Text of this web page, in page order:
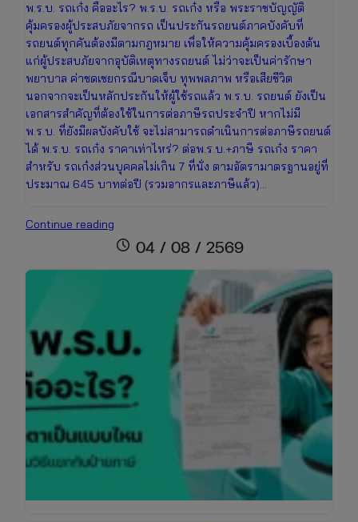
พ.ร.บ. รถเก๋ง คืออะไร? พ.ร.บ. รถเก๋ง หรือ พระราชบัญญัติ
คุ้มครองผู้ประสบภัยจากรถ เป็นประกันรถยนต์ภาคบังคับที่
รถยนต์ทุกคันต้องมีตามกฎหมาย เพื่อให้ความคุ้มครองเบื้องต้น
แก่ผู้ประสบภัยจากอุบัติเหตุทางรถยนต์ ไม่ว่าจะเป็นค่ารักษา
พยาบาล ค่าชดเชยกรณีบาดเจ็บ ทุพพลภาพ หรือเสียชีวิต
นอกจากจะเป็นหลักประกันให้ผู้ใช้รถแล้ว พ.ร.บ. รถยนต์ ยังเป็น
เอกสารสำคัญที่ต้องใช้ในการต่อภาษีรถประจำปี หากไม่มี
พ.ร.บ. ที่ยังมีผลบังคับใช้ จะไม่สามารถดำเนินการต่อภาษีรถยนต์
ได้ พ.ร.บ. รถเก๋ง ราคาเท่าไหร่? ต่อพ.ร.บ.+ภาษี รถเก๋ง ราคา
สำหรับ รถเก๋งส่วนบุคคลไม่เกิน 7 ที่นั่ง ตามอัตรามาตรฐานอยู่ที่
ประมาณ 645 บาทต่อปี (รวมอากรและภาษีแล้ว)…
Continue reading
รถ
เช็ก
ข้อมูล
เพื่อ
เตรียม
ให้
schedule 04 / 08 / 2569